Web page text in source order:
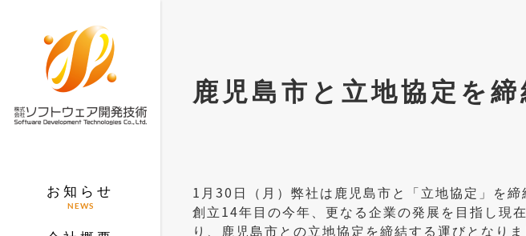
お知らせ
NEWS
鹿児島市と立地協定を締
1月30日（月）弊社は鹿児島市と「立地協定」を締
創立14年目の今年、更なる企業の発展を目指し現
り、鹿児島市との立地協定を締結する運びとなりま